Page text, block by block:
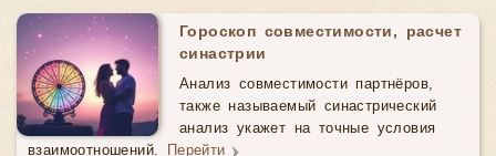
Гороскоп совместимости, расчет
синастрии
Анализ совместимости партнёров,
также называемый синастрический
анализ укажет на точные условия
взаимоотношений.
Перейти